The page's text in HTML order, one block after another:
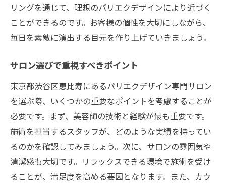
リングを通じて、理想のパリエクデザインにより近づく
ことができるのです。お客様の個性を大切にしながら、
毎日を素敵に演出する目元を作り上げていきましょう。
サロン選びで重視すべきポイント
東京都渋谷区恵比寿にあるパリエクデザイン専門サロン
を選ぶ際、いくつかの重要なポイントを考慮することが
必要です。まず、美容師の技術と経験が最も重要です。
施術を担当するスタッフが、どのような実績を持ってい
るのかを確認してみましょう。次に、サロンの雰囲気や
清潔感も大切です。リラックスできる環境で施術を受け
ることが、満足度を高める要因となります。また、カウ